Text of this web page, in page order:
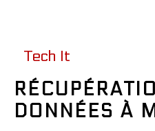
Tech It
DONNÉES À